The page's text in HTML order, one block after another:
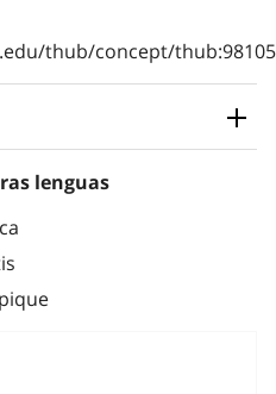
thub/concept/
lenguas